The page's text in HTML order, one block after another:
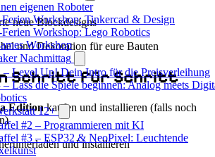
eigenen Roboter
Ferien Workshop: Tinkercad & Design
Ferien Workshop: Lego Robotics
Workshop
Nachmittag
– Level Up! Dein Intro für die Preisverleihung
– Lass die Spiele beginnen: Analog meets
12+
#2 – Programmieren mit KI
#3 – ESP32 & NeoPixel: Leuchtende
neue Blockdesigns
und Dekoration für eure Bauten
Schritt für Schritt
Editionkaufen und installieren (falls noch
und installieren